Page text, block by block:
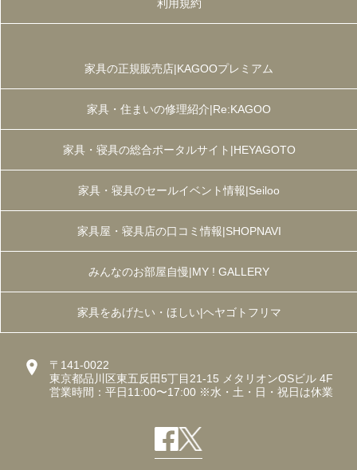
利用規約
家具の正規販売店|KAGOOプレミアム
家具・住まいの修理紹介|Re:KAGOO
家具・寝具の総合ポータルサイト|HEYAGOTO
家具・寝具のセールイベント情報|Seiloo
家具屋・寝具店の口コミ情報|SHOPNAVI
みんなのお部屋自慢|MY ! GALLERY
家具をあげたい・ほしい|ヘヤゴトフリマ
〒141-0022
東京都品川区東五反田5丁目21-15 メタリオンOSビル 4F
営業時間：平日11:00〜17:00 ※水・土・日・祝日は休業